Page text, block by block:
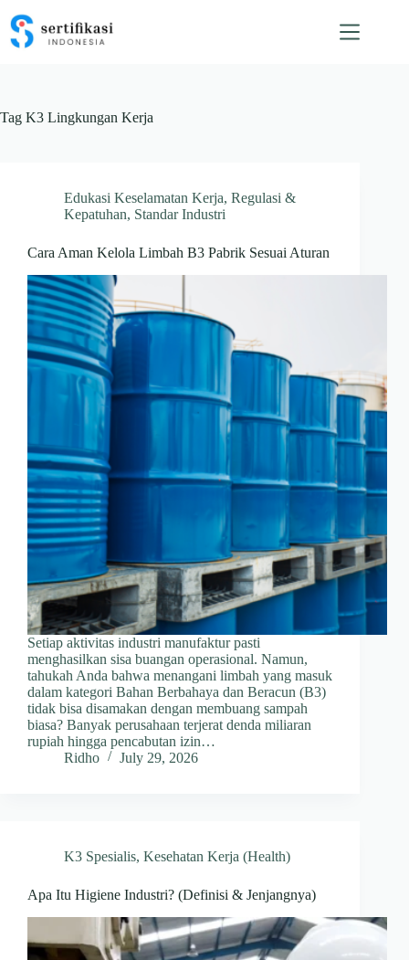
content
Tag K3 Lingkungan Kerja
Edukasi Keselamatan Kerja, Regulasi &
Kepatuhan, Standar Industri
Cara Aman Kelola Limbah B3 Pabrik Sesuai Aturan
Setiap aktivitas industri manufaktur pasti
menghasilkan sisa buangan operasional. Namun,
tahukah Anda bahwa menangani limbah yang masuk
dalam kategori Bahan Berbahaya dan Beracun (B3)
tidak bisa disamakan dengan membuang sampah
biasa? Banyak perusahaan terjerat denda miliaran
rupiah hingga pencabutan izin…
Ridho
July 29, 2026
K3 Spesialis, Kesehatan Kerja (Health)
Apa Itu Higiene Industri? (Definisi & Jenjangnya)